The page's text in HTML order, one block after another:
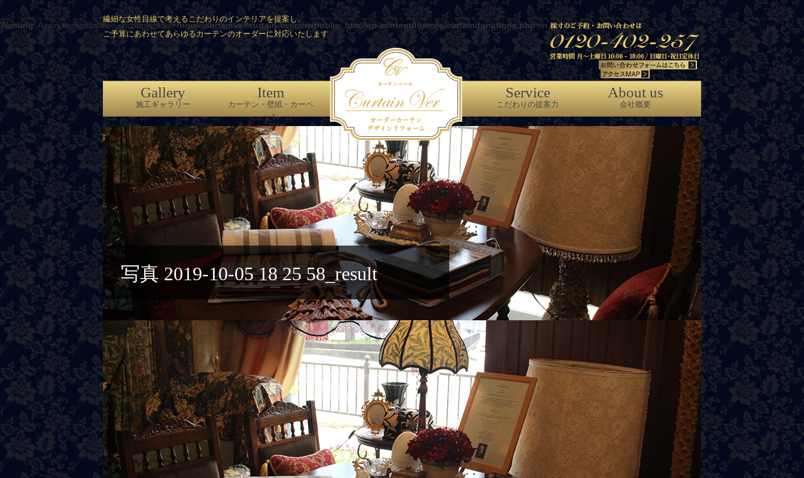
Warning: A non-numeric value encountered in/home/curtainver/curtain-ver.com/public_html/wp-content/themes/curtain/functions.php on line86
繊細な女性目線で考えるこだわりのインテリアを提案し、
ご予算にあわせてあらゆるカーテンのオーダーに対応いたします
Gallery
施工ギャラリー
Item
カーテン・壁紙・カーペ
ット
Service
こだわりの提案力
About us
会社概要
写真 2019-10-05 18 25 58_result